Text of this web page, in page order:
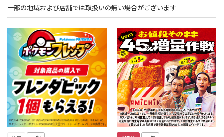
一部の地域および店舗では取扱いの無い場合がございます